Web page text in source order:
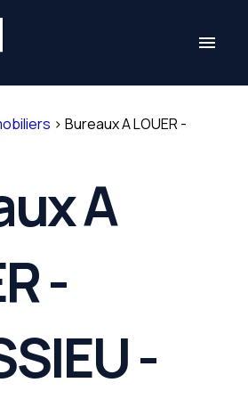
menu
> Bureaux A LOUER -
A
-
-